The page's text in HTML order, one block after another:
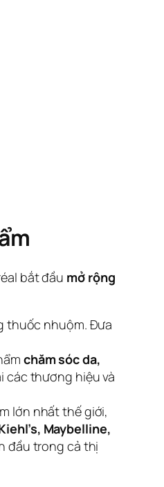
bắt đầu mở rộng
thuốc nhuộm. Đưa
chăm sóc da,
các thương hiệu và
lớn nhất thế giới,
Maybelline,
đầu trong cả thị